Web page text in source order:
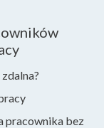
pracownika bez